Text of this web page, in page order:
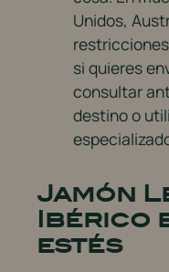
Unidos,
si quieres
consultar
destino o
Jamón
Ibérico
estés